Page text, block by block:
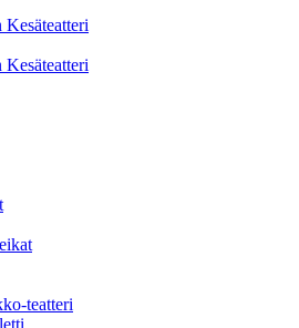
Kesäteatteri
Kesäteatteri
teatteri